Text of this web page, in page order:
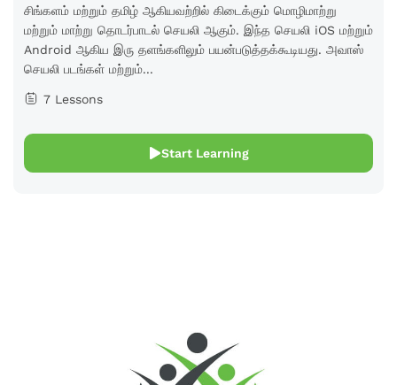
சிங்களம் மற்றும் தமிழ் ஆகியவற்றில் கிடைக்கும் மொழிமாற்று
மற்றும் மாற்று தொடர்பாடல் செயலி ஆகும். இந்த செயலி iOS மற்றும்
Android ஆகிய இரு தளங்களிலும் பயன்படுத்தக்கூடியது. அவாஸ்
செயலி படங்கள் மற்றும்...
7 Lessons
Start Learning